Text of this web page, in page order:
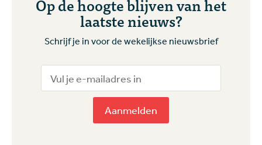
Op de hoogte blijven van het
laatste nieuws?
Schrijf je in voor de wekelijkse nieuwsbrief
Aanmelden